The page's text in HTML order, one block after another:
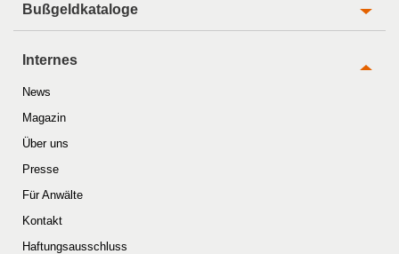
Bußgeldkataloge
Internes
News
Magazin
Über uns
Presse
Für Anwälte
Kontakt
Haftungsausschluss